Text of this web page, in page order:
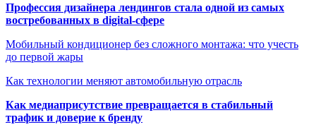
Профессия дизайнера лендингов стала одной из самых
востребованных в digital-сфере
Мобильный кондиционер без сложного монтажа: что учесть
до первой жары
Как технологии меняют автомобильную отрасль
Как медиаприсутствие превращается в стабильный
трафик и доверие к бренду